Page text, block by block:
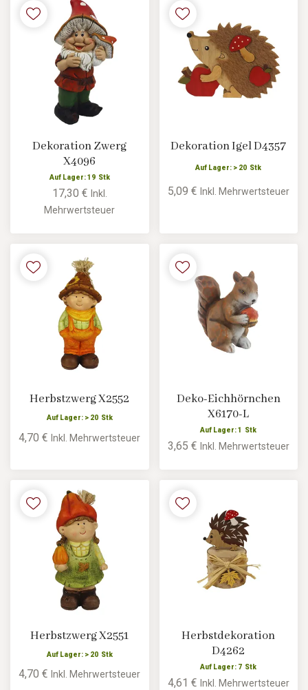
Dekoration Zwerg
X4096
Auf Lager: 19 Stk
17,30 € Inkl.
Mehrwertsteuer
Dekoration Igel D4357
Auf Lager: > 20 Stk
5,09 € Inkl. Mehrwertsteuer
Herbstzwerg X2552
Auf Lager: > 20 Stk
4,70 €Inkl. Mehrwertsteuer
Deko-Eichhörnchen
X6170-L
Auf Lager: 1 Stk
3,65 € Inkl. Mehrwertsteuer
Herbstzwerg X2551
Auf Lager: > 20 Stk
4,70 €Inkl. Mehrwertsteuer
Herbstdekoration
D4262
Auf Lager: 7 Stk
4,61 € Inkl. Mehrwertsteuer